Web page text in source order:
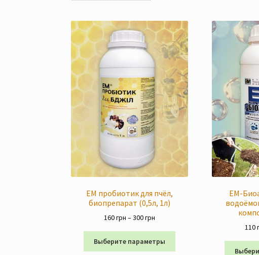
ЕМ пробиотик для пчёл,
биопрепарат (0,5л, 1л)
160грн –300грн
160 грн
–
Выберите параметры
ЕМ-
110